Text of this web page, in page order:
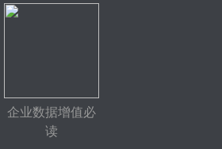
企业数据增值必
读